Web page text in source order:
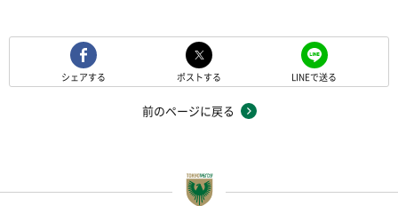
シェアする ポストする LINEで送る
前のページに戻る